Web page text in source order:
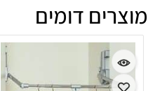
מוצרים דומים